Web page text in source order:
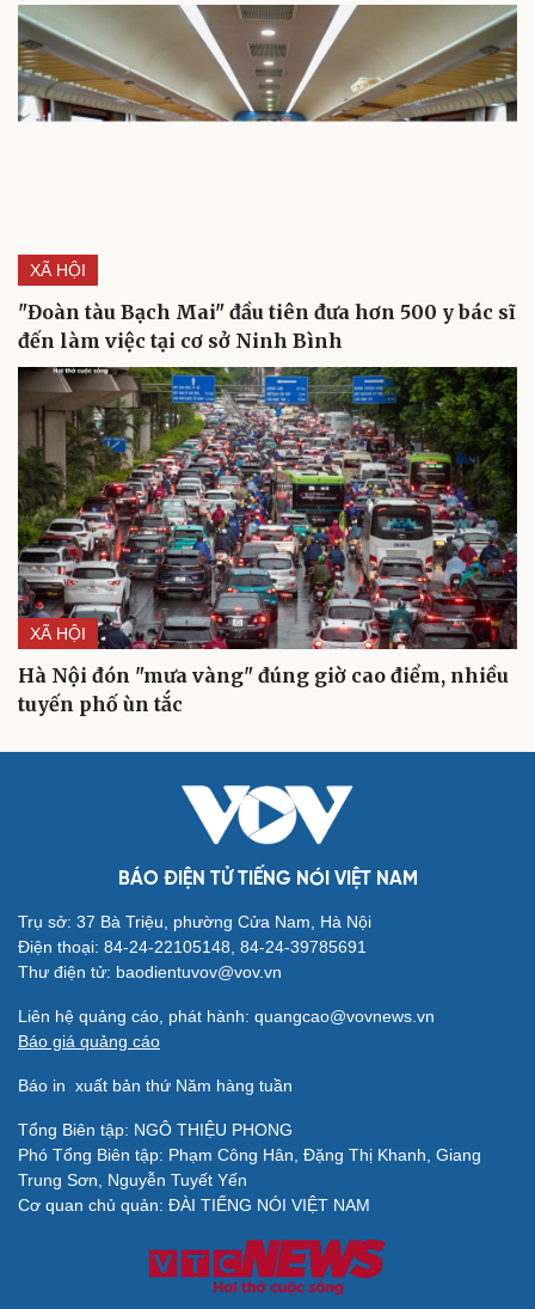
XÃ HỘI
"Đoàn tàu Bạch Mai" đầu tiên đưa hơn 500 y bác sĩ
đến làm việc tại cơ sở Ninh Bình
XÃ HỘI
Hà Nội đón "mưa vàng" đúng giờ cao điểm, nhiều
tuyến phố ùn tắc
BÁO ĐIỆN TỬ TIẾNG NÓI VIỆT NAM
Trụ sở: 37 Bà Triệu, phường Cửa Nam, Hà Nội
Điện thoại: 84-24-22105148, 84-24-39785691
Thư điện tử: baodientuvov@vov.vn
Liên hệ quảng cáo, phát hành: quangcao@vovnews.vn
Báo giá quảng cáo
Báo in xuất bản thứ Năm hàng tuần
Tổng Biên tập: NGÔ THIỆU PHONG
Phó Tổng Biên tập: Phạm Công Hân, Đặng Thị Khanh, Giang
Trung Sơn, Nguyễn Tuyết Yến
Cơ quan chủ quản: ĐÀI TIẾNG NÓI VIỆT NAM